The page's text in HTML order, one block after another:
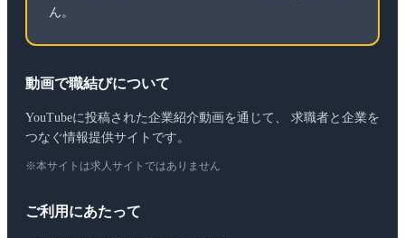
ん。
動画で職結びについて
YouTubeに投稿された企業紹介動画を通じて、 求職者と企業を
つなぐ情報提供サイトです。
※本サイトは求人サイトではありません
ご利用にあたって